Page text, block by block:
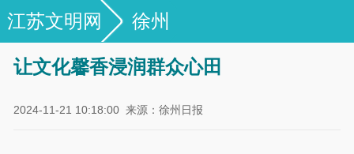
江苏文明网 徐州
让文化馨香浸润群众心田
2024-11-21 10:18:00 来源：徐州日报